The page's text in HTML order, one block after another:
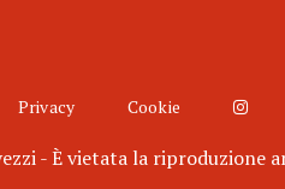
Privacy Cookie
- È vietata la riproduzione